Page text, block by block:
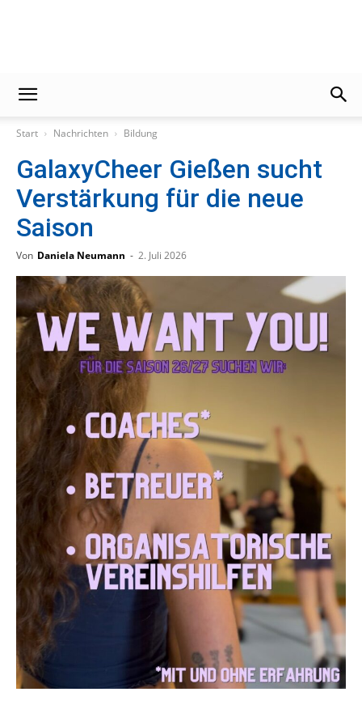
Start Nachrichten Bildung
GalaxyCheer Gießen sucht
Verstärkung für die neue
Saison
Von Daniela Neumann - 2. Juli 2026